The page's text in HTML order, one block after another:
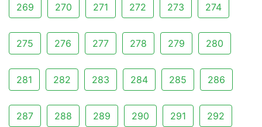
269 270 271 272 273 274
275 276 277 278 279 280
281 282 283 284 285 286
287 288 289 290 291 292